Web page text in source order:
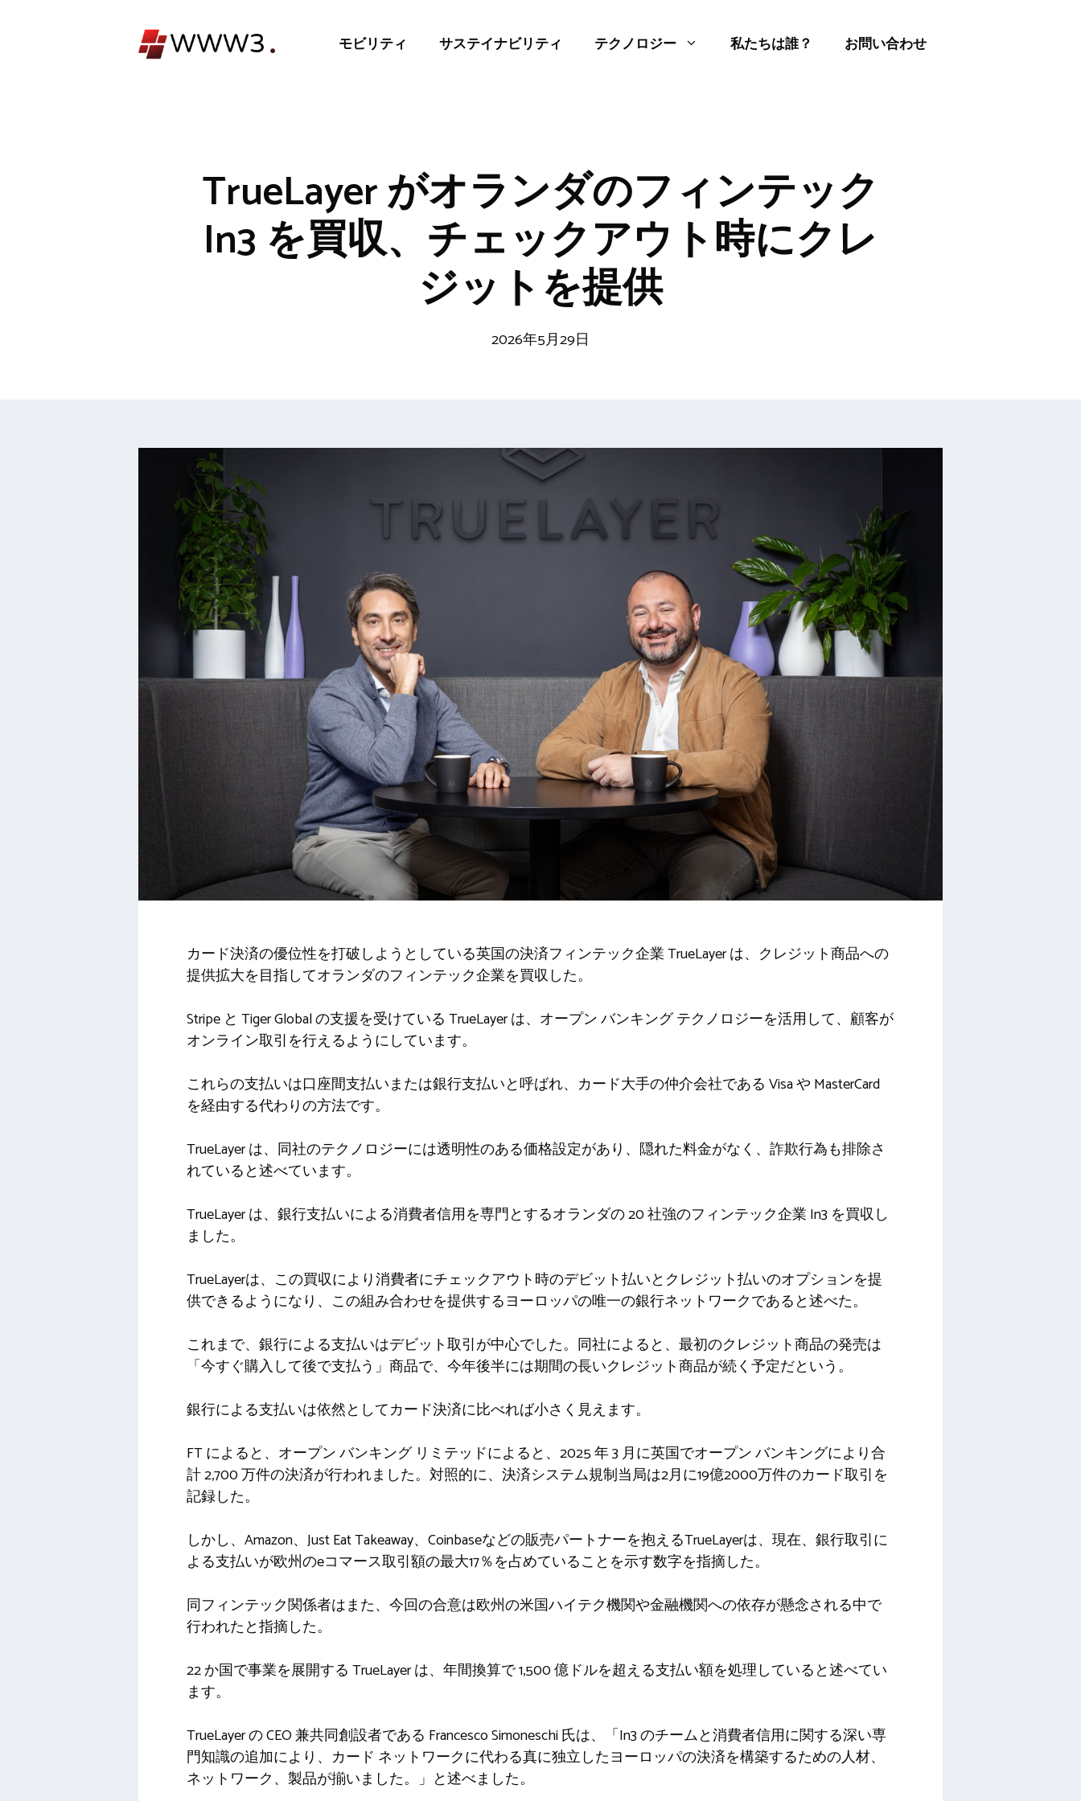
モビリティ サステイナビリティ テクノロジー 私たちは誰？ お問い合わせ
TrueLayer がオランダのフィンテック
In3 を買収、チェックアウト時にクレ
ジットを提供
2026年5月29日
カード決済の優位性を打破しようとしている英国の決済フィンテック企業 TrueLayer は、クレジット商品への
提供拡大を目指してオランダのフィンテック企業を買収した。
Stripe と Tiger Global の支援を受けている TrueLayer は、オープン バンキング テクノロジーを活用して、顧客が
オンライン取引を行えるようにしています。
これらの支払いは口座間支払いまたは銀行支払いと呼ばれ、カード大手の仲介会社である Visa や MasterCard
を経由する代わりの方法です。
TrueLayer は、同社のテクノロジーには透明性のある価格設定があり、隠れた料金がなく、詐欺行為も排除さ
れていると述べています。
TrueLayer は、銀行支払いによる消費者信用を専門とするオランダの 20 社強のフィンテック企業 In3 を買収し
ました。
TrueLayerは、この買収により消費者にチェックアウト時のデビット払いとクレジット払いのオプションを提
供できるようになり、この組み合わせを提供するヨーロッパの唯一の銀行ネットワークであると述べた。
これまで、銀行による支払いはデビット取引が中心でした。同社によると、最初のクレジット商品の発売は
「今すぐ購入して後で支払う」商品で、今年後半には期間の長いクレジット商品が続く予定だという。
銀行による支払いは依然としてカード決済に比べれば小さく見えます。
FT によると、オープン バンキング リミテッドによると、2025 年 3 月に英国でオープン バンキングにより合
計 2,700 万件の決済が行われました。対照的に、決済システム規制当局は2月に19億2000万件のカード取引を
記録した。
しかし、Amazon、Just Eat Takeaway、Coinbaseなどの販売パートナーを抱えるTrueLayerは、現在、銀行取引に
よる支払いが欧州のeコマース取引額の最大17％を占めていることを示す数字を指摘した。
同フィンテック関係者はまた、今回の合意は欧州の米国ハイテク機関や金融機関への依存が懸念される中で
行われたと指摘した。
22 か国で事業を展開する TrueLayer は、年間換算で 1,500 億ドルを超える支払い額を処理していると述べてい
ます。
TrueLayer の CEO 兼共同創設者である Francesco Simoneschi 氏は、「In3 のチームと消費者信用に関する深い専
門知識の追加により、カード ネットワークに代わる真に独立したヨーロッパの決済を構築するための人材、
ネットワーク、製品が揃いました。」と述べました。